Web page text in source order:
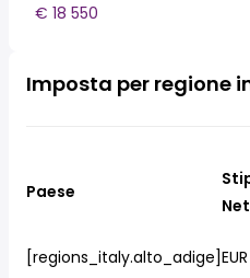
€ 18 550
Imposta per regione
Paese
[regions_italy.alto_adige]